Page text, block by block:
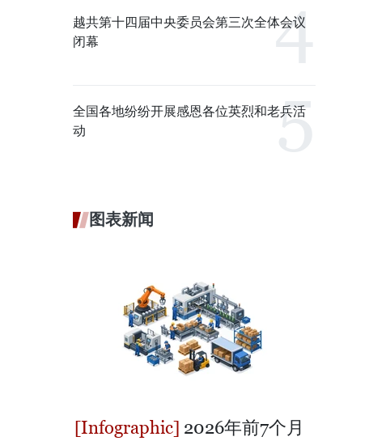
越共第十四届中央委员会第三次全体会议
闭幕
全国各地纷纷开展感恩各位英烈和老兵活
动
图表新闻
2026年前7个月